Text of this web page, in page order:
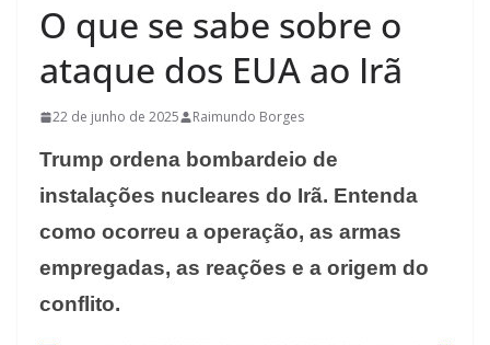
O que se sabe sobre o
ataque dos EUA ao Irã
22 de junho de 2025 Raimundo Borges
Trump ordena bombardeio de
instalações nucleares do Irã. Entenda
como ocorreu a operação, as armas
empregadas, as reações e a origem do
conflito.